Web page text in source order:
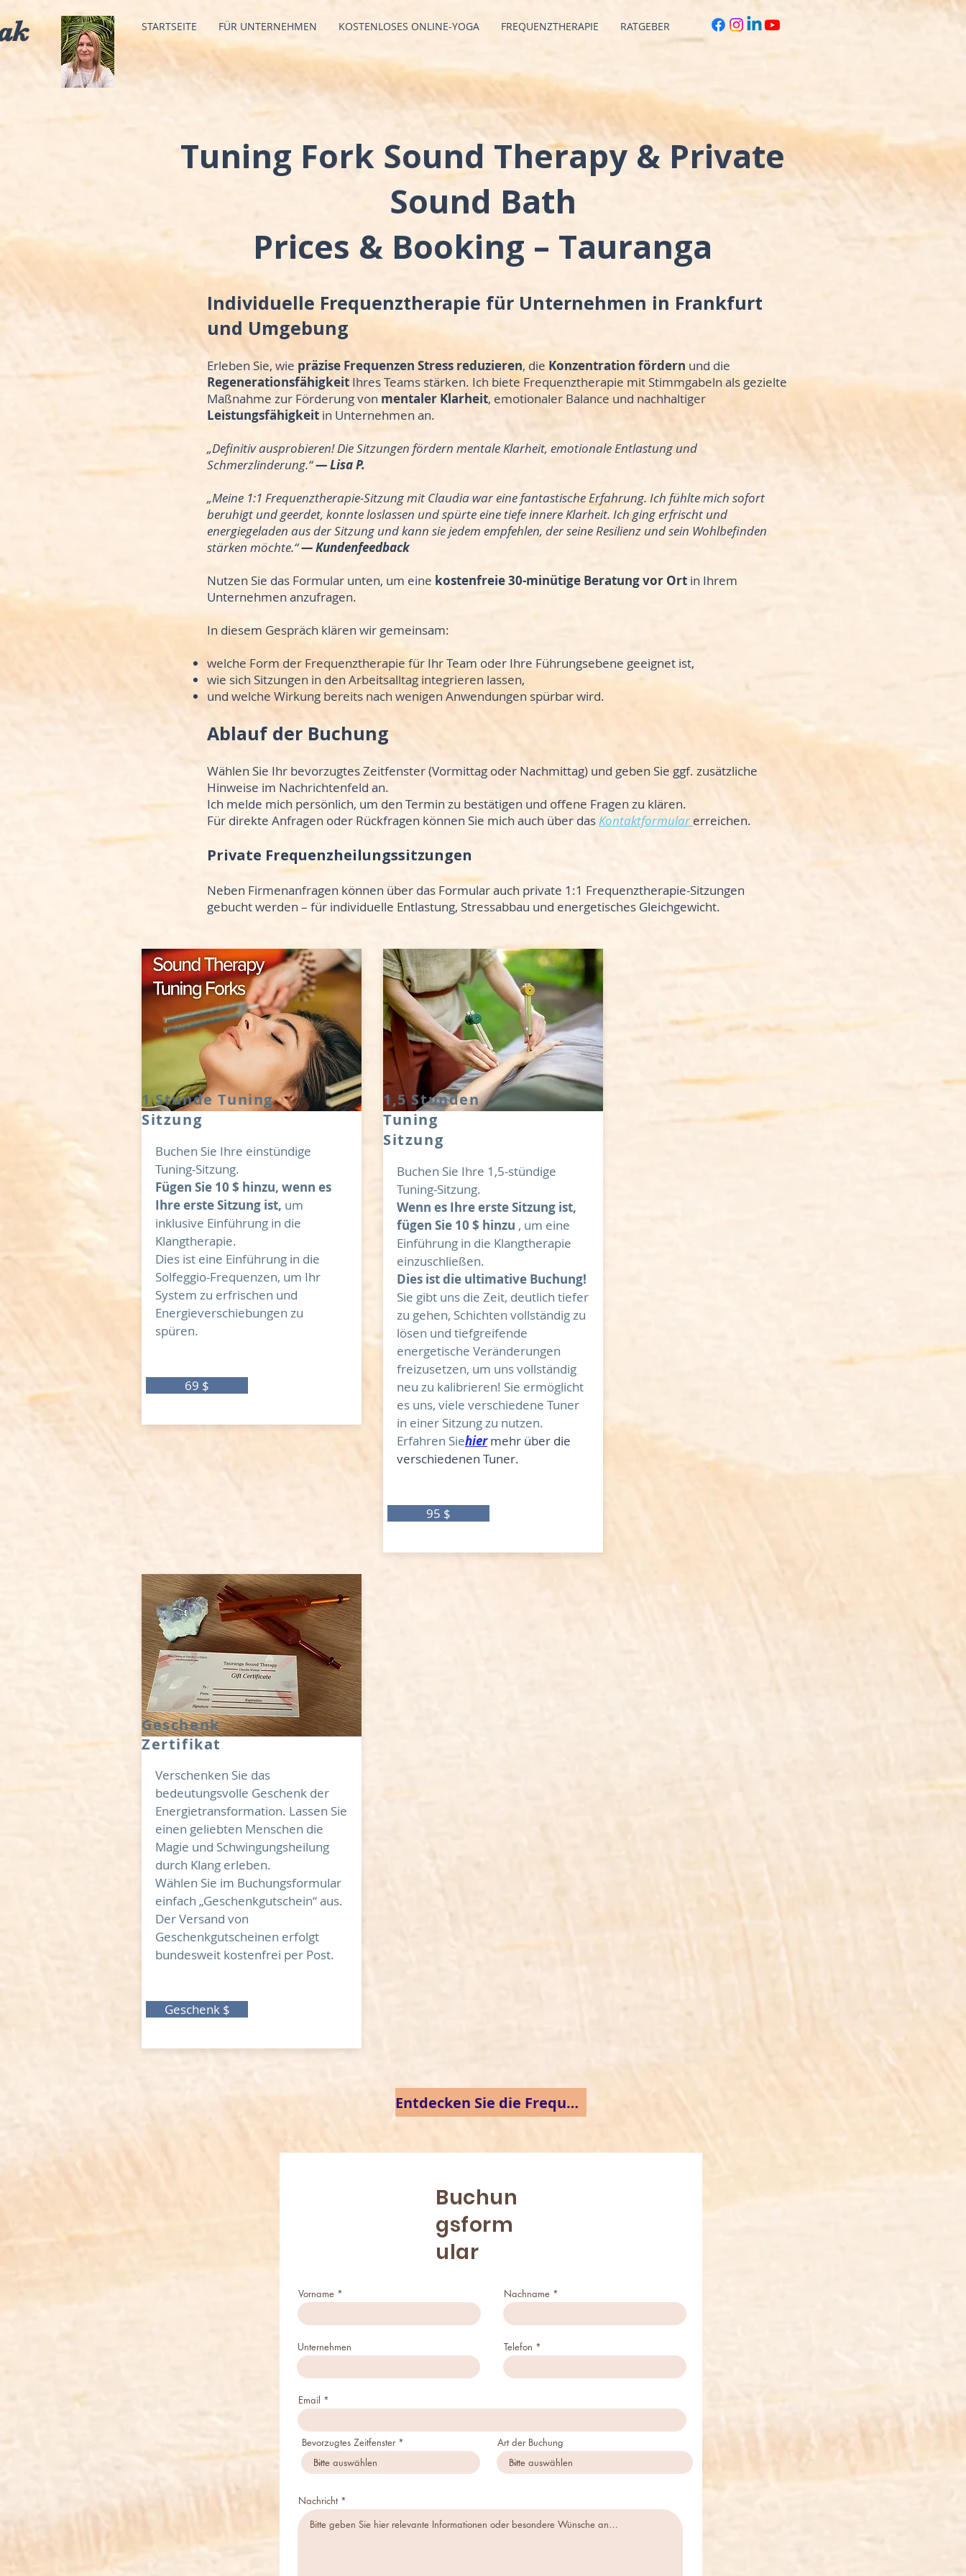
STARTSEITE FÜR UNTERNEHMEN KOSTENLOSES ONLINE-YOGA FREQUENZTHERAPIE RATGEBER
Tuning Fork Sound Therapy & Private
Sound Bath
Prices & Booking – Tauranga
Individuelle Frequenztherapie für Unternehmen in Frankfurt
und Umgebung
Erleben Sie, wie präzise Frequenzen Stress reduzieren, die Konzentration fördern und die
Regenerationsfähigkeit Ihres Teams stärken. Ich biete Frequenztherapie mit Stimmgabeln als gezielte
Maßnahme zur Förderung von mentaler Klarheit, emotionaler Balance und nachhaltiger
Leistungsfähigkeit in Unternehmen an.
„Definitiv ausprobieren! Die Sitzungen fördern mentale Klarheit, emotionale Entlastung und
Schmerzlinderung.“— Lisa P.
„Meine 1:1 Frequenztherapie-Sitzung mit Claudia war eine fantastische Erfahrung. Ich fühlte mich sofort
beruhigt und geerdet, konnte loslassen und spürte eine tiefe innere Klarheit. Ich ging erfrischt und
energiegeladen aus der Sitzung und kann sie jedem empfehlen, der seine Resilienz und sein Wohlbefinden
stärken möchte.“— Kundenfeedback
Nutzen Sie das Formular unten, um eine kostenfreie 30-minütige Beratung vor Ort in Ihrem
Unternehmen anzufragen.
In diesem Gespräch klären wir gemeinsam:
welche Form der Frequenztherapie für Ihr Team oder Ihre Führungsebene geeignet ist,
wie sich Sitzungen in den Arbeitsalltag integrieren lassen,
und welche Wirkung bereits nach wenigen Anwendungen spürbar wird.
Ablauf der Buchung
Wählen Sie Ihr bevorzugtes Zeitfenster (Vormittag oder Nachmittag) und geben Sie ggf. zusätzliche
Hinweise im Nachrichtenfeld an.
Ich melde mich persönlich, um den Termin zu bestätigen und offene Fragen zu klären.
Für direkte Anfragen oder Rückfragen können Sie mich auch über dasKontaktformular erreichen.
Private Frequenzheilungssitzungen
Neben Firmenanfragen können über das Formular auch private 1:1 Frequenztherapie-Sitzungen
gebucht werden – für individuelle Entlastung, Stressabbau und energetisches Gleichgewicht.
1 Stunde Tuning
Sitzung
Buchen Sie Ihre einstündige
Tuning-Sitzung.
Fügen Sie 10 $ hinzu, wenn es
Ihre erste Sitzung ist, um
inklusive Einführung in die
Klangtherapie.
Dies ist eine Einführung in die
Solfeggio-Frequenzen, um Ihr
System zu erfrischen und
Energieverschiebungen zu
spüren.
69 $
1,5 Stunden
Tuning
Sitzung
Buchen Sie Ihre 1,5-stündige
Tuning-Sitzung.
Wenn es Ihre erste Sitzung ist,
fügen Sie 10 $ hinzu , um eine
Einführung in die Klangtherapie
einzuschließen.
Dies ist die ultimative Buchung!
Sie gibt uns die Zeit, deutlich tiefer
zu gehen, Schichten vollständig zu
lösen und tiefgreifende
energetische Veränderungen
freizusetzen, um uns vollständig
neu zu kalibrieren! Sie ermöglicht
es uns, viele verschiedene Tuner
in einer Sitzung zu nutzen.
Erfahren Siehiermehr über die
verschiedenen Tuner.
95 $
Geschenk
Zertifikat
Verschenken Sie das
bedeutungsvolle Geschenk der
Energietransformation. Lassen Sie
einen geliebten Menschen die
Magie und Schwingungsheilung
durch Klang erleben.
Wählen Sie im Buchungsformular
einfach „Geschenkgutschein“ aus.
Der Versand von
Geschenkgutscheinen erfolgt
bundesweit kostenfrei per Post.
Geschenk $
Entdecken Sie die Frequenzen
Buchun
gsform
ular
Vorname
Unternehmen
Nachname
Telefon
Email
Bevorzugtes Zeitfenster Art der Buchung
Nachricht